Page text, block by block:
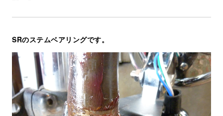
SRのステムベアリングです。